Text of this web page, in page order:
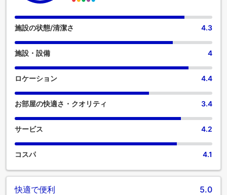
ビス ドバイ ワールド トレード センターの客室は、快適で家
庭的な雰囲気をお客様に提供するために、心を込めて作ら
れ、飾られております。 エアコンやリネンサービスを備えた
は、ビデオストリーミング、日刊紙、テレビなどのエンター
テインメントをお楽しみいただけます。コーヒーや紅茶を淹
れるのに必要なものがすべて揃っている客室もあるので、喉
が渇いても安心です。 バスルームの重要性を理解している当
ております。 イビス ドバイ ワールド トレード センターで
は、毎朝おいしい朝食をご用意しております。当宿泊施設で
は、食欲が湧いたときにいつでも満足できるよう、簡単に利
用できるおいしい食事の選択肢を豊富に提供しています。 イ
ご要望にお応えすることをお約束します。特別なお食事を召
し上がる方のために、様々なお食事をご用意しております。
で、旅の仲間と忘れられない夜を体験しましょう。イビス ド
バイ ワールド トレード センターでは、軽食や飲料の自動販売
施設の状態/清潔さ 4.3
施設・設備 4
ロケーション 4.4
お部屋の快適さ・クオリティ 3.4
サービス 4.2
コスパ 4.1
快適で便利 5.0